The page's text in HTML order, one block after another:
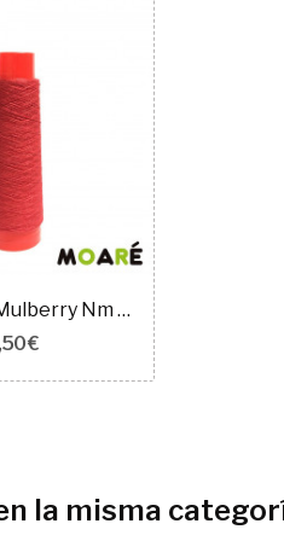
Seda LACE Mulberry Nm 60/2 ROJO
€
la misma